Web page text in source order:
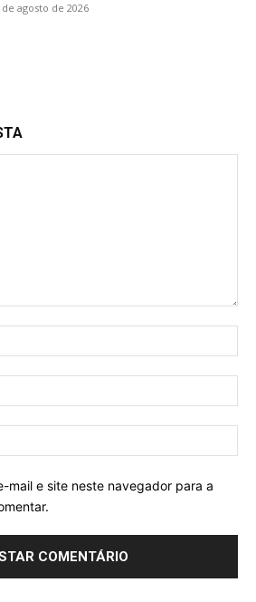
de agosto de 2026
mail e site neste navegador para a